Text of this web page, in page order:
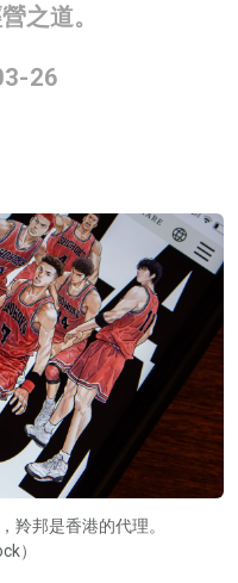
之道。
26
羚邦是香港的代理。
）